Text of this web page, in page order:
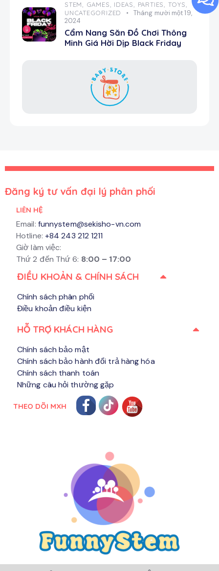
STEM, GAMES, IDEAS, PARTIES, TOYS,
UNCATEGORIZED
Tháng mười một 19,
2024
Cẩm Nang Săn Đồ Chơi Thông
Minh Giá Hời Dịp Black Friday
Đăng ký tư vấn đại lý phân phối
LIÊN HỆ
Email: funnystem@sekisho-vn.com
Hotline: +84 243 212 1211
Giờ làm việc:
Thứ 2 đến Thứ 6: 8:00 – 17:00
ĐIỀU KHOẢN & CHÍNH SÁCH
Chính sách phân phối
Điều khoản điều kiện
HỖ TRỢ KHÁCH HÀNG​
Chính sách bảo mật
Chính sách bảo hành đổi trả hàng hóa
Chính sách thanh toán
Những câu hỏi thường gặp
THEO DÕI MXH